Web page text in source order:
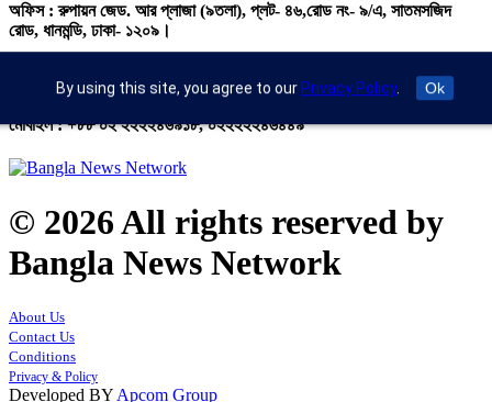
অফিস : রুপায়ন জেড. আর প্লাজা (৯তলা), প্লট- ৪৬,রোড নং- ৯/এ, সাতমসজিদ
রোড, ধানমন্ডি, ঢাকা- ১২০৯।
banglanewsnetwork@gmail.com
মোবাইল : +৮৮ ০২ ২২২২৪৬৯১৮, ০২২২২২৪৬৪৪৯
© 2026 All rights reserved by
Bangla News Network
About Us
Contact Us
Conditions
Privacy & Policy
Developed BY Apcom Group
By using this site, you agree to our Privacy Policy. Ok